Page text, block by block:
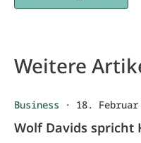
Weitere
Business · 18. Februar
Wolf Davids spricht